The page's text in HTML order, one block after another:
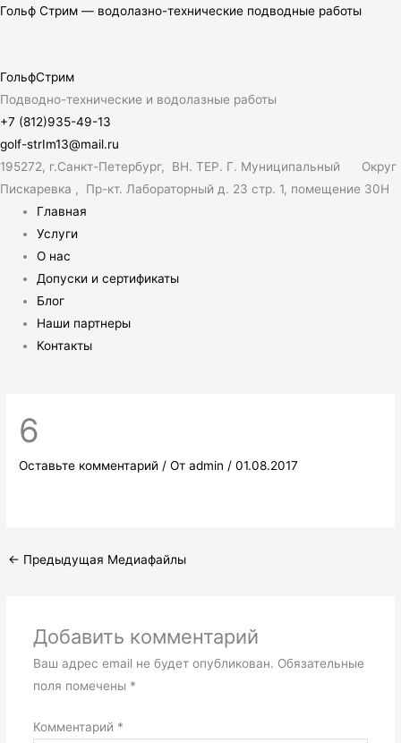
Перейти
Гольф Стрим — водолазно-технические подводные работы
ГольфСтрим
Подводно-технические и водолазные работы
+7 (812)935-49-13
golf-strIm13@mail.ru
195272, г.Санкт-Петербург, ВН. ТЕР. Г. Муниципальный Округ
Пискаревка , Пр-кт. Лабораторный д. 23 стр. 1, помещение 30Н
Меню
Главная
Услуги
О нас
Допуски и сертификаты
Блог
Наши партнеры
Контакты
6
Оставьте комментарий / Отadmin /01.08.2017
← Предыдущая Медиафайлы
Добавить комментарий
Ваш адрес email не будет опубликован. Обязательные
поля помечены *
Комментарий *
Поиск:
Меню